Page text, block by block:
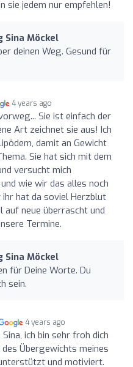
sie jedem nur empfehlen!
Sina Möckel
deinen Weg. Gesund für
4 years ago
Sie ist einfach der
Art zeichnet sie aus! Ich
damit an Gewicht
Sie hat sich mit dem
versucht mich
wie wir das alles noch
ihr hat da soviel Herzblut
auf neue überrascht und
Termine.
Sina Möckel
für Deine Worte. Du
sein.
4 years ago
Sina, ich bin sehr froh dich
Übergewichts meines
und motiviert.